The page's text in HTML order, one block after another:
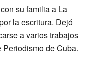
su familia a La
la escritura. Dejó
a varios trabajos
Periodismo de Cuba.